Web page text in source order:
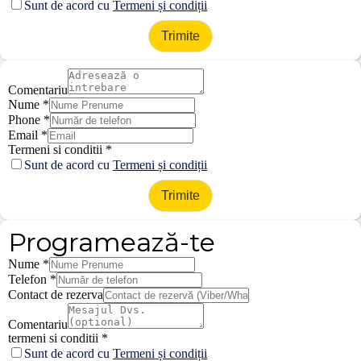
Sunt de acord cu Termeni și condiții
Trimite
Comentariu
Nume *
Phone *
Email *
Termeni si conditii *
Sunt de acord cu Termeni și condiții
Trimite
Programează-te
Nume *
Telefon *
Contact de rezerva
Comentariu
termeni si conditii *
Sunt de acord cu Termeni și condiții